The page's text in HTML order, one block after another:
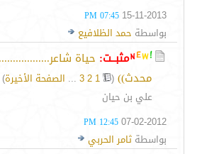
15-11-2013
07:45 PM
بواسطة حمد الظلافيع
مثبــت: حياة
محدث)) (
1
2
3
... الصفحة الأخيرة)
علي بن حيان
07-02-2012
12:45 PM
بواسطة ثامر الحربي